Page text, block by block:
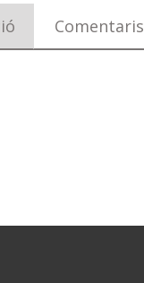
Comentaris